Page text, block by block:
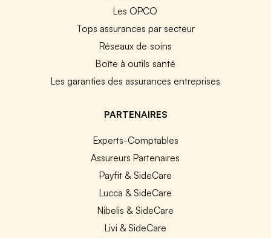
Les OPCO
Tops assurances par secteur
Réseaux de soins
Boîte à outils santé
Les garanties des assurances entreprises
PARTENAIRES
Experts-Comptables
Assureurs Partenaires
Payfit & SideCare
Lucca & SideCare
Nibelis & SideCare
Livi & SideCare